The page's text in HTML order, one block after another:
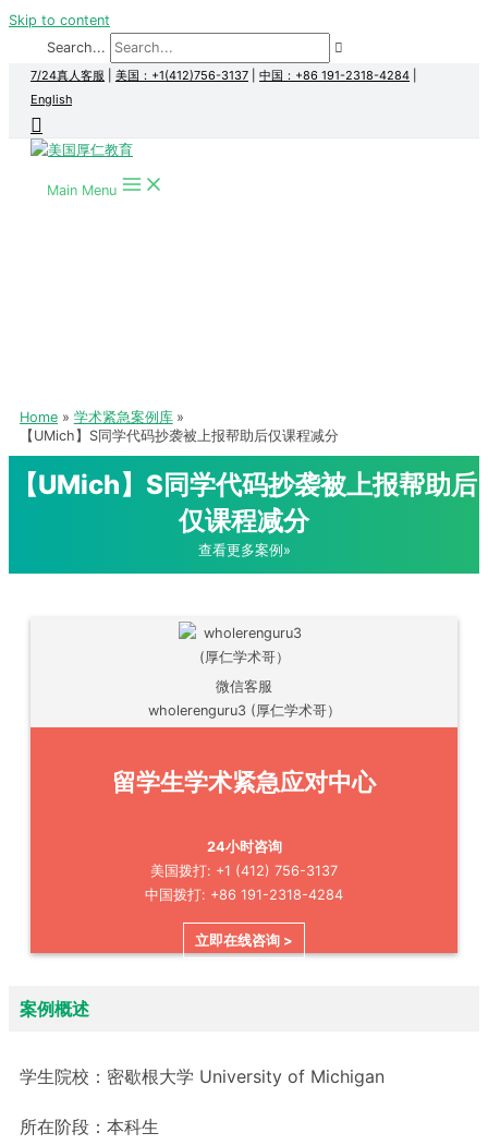
Skip to content
Search...
7/24真人客服 美国：+1(412)756-3137 中国：+86 191-2318-4284
English
Main Menu
Home
学术紧急案例库
【UMich】S同学代码抄袭被上报帮助后仅课程减分
【UMich】S同学代码抄袭被上报帮助后
仅课程减分
查看更多案例»
微信客服
wholerenguru3 (厚仁学术哥）
留学生学术紧急应对中心
24小时咨询
美国拨打: +1 (412) 756-3137
中国拨打: +86 191-2318-4284
立即在线咨询 >
案例概述
学生院校： 密歇根大学 University of Michigan
所在阶段： 本科生